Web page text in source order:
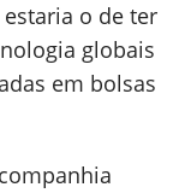
o de ter
globais
em bolsas